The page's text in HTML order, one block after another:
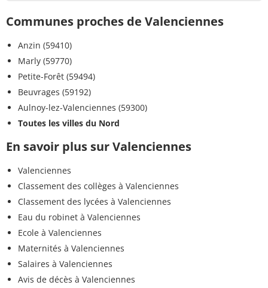
Communes proches de Valenciennes
Anzin (59410)
Marly (59770)
Petite-Forêt (59494)
Beuvrages (59192)
Aulnoy-lez-Valenciennes (59300)
Toutes les villes du Nord
En savoir plus sur Valenciennes
Valenciennes
Classement des collèges à Valenciennes
Classement des lycées à Valenciennes
Eau du robinet à Valenciennes
Ecole à Valenciennes
Maternités à Valenciennes
Salaires à Valenciennes
Avis de décès à Valenciennes